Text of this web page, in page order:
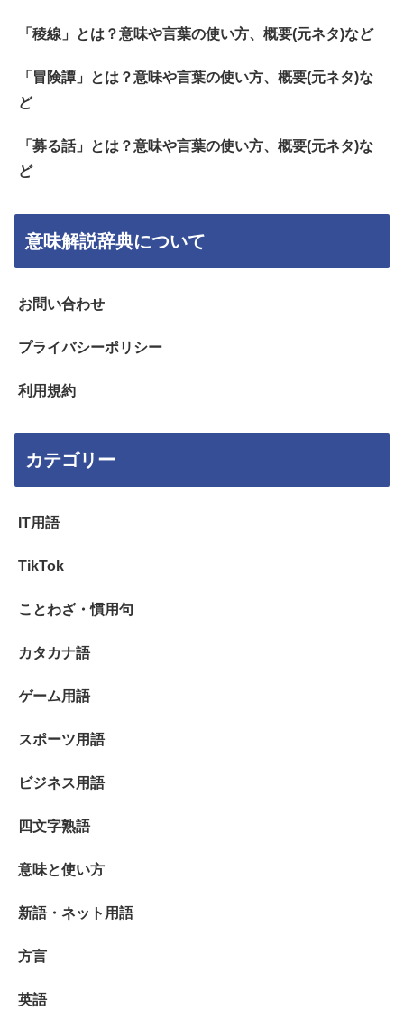
「稜線」とは？意味や言葉の使い方、概要(元ネタ)など
「冒険譚」とは？意味や言葉の使い方、概要(元ネタ)な
ど
「募る話」とは？意味や言葉の使い方、概要(元ネタ)な
ど
意味解説辞典について
お問い合わせ
プライバシーポリシー
利用規約
カテゴリー
IT用語
TikTok
ことわざ・慣用句
カタカナ語
ゲーム用語
スポーツ用語
ビジネス用語
四文字熟語
意味と使い方
新語・ネット用語
方言
英語